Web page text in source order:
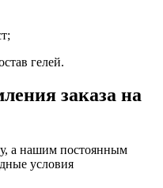
гелей.
заказа на
а нашим постоянным
условия